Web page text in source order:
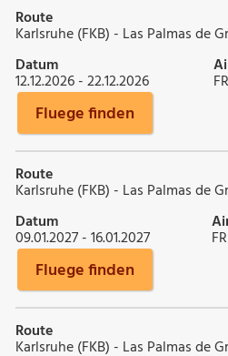
Route
Karlsruhe (FKB) - Las Palmas de
Datum
12.12.2026 - 22.12.2026 FR
Fluege finden
Route
Karlsruhe (FKB) - Las Palmas de
Datum
09.01.2027 - 16.01.2027 FR
Fluege finden
Route
Karlsruhe (FKB) - Las Palmas de